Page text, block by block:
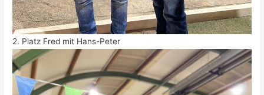
2. Platz Fred mit Hans-Peter